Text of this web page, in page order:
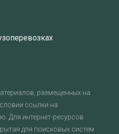
размещенных на
ссылки на
Для интернет-ресурсов
для поисковых систем